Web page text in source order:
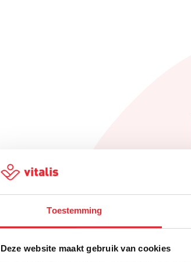
Toestemming
Deze website maakt gebruik van cookies
Probeer het